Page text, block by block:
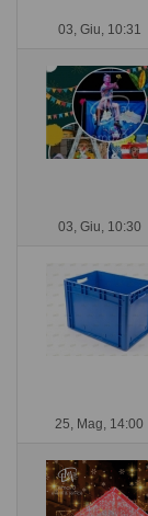
03, Giu, 10:31
03, Giu, 10:30
25, Mag, 14:00